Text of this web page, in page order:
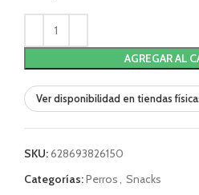
AGREGAR AL
Ver disponibilidad en tiendas
SKU:628693826150
Categorías:Perros, Snacks